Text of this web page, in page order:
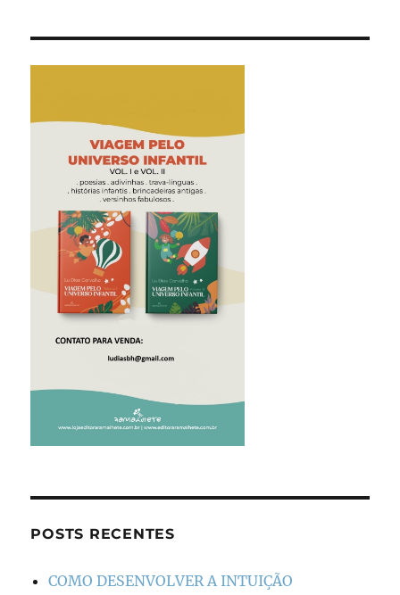
POSTS RECENTES
COMO DESENVOLVER A INTUIÇÃO